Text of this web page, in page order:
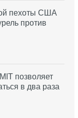
пехоты США
против
позволяет
в два раза